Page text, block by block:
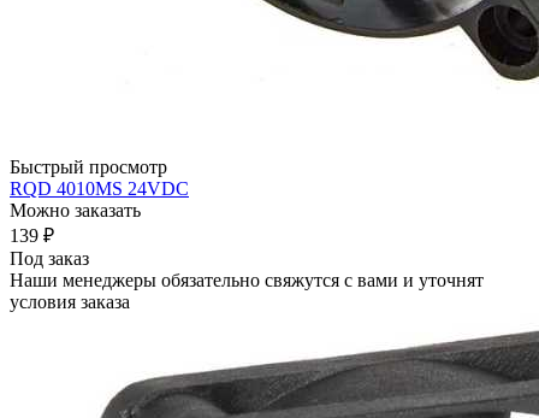
Быстрый просмотр
RQD 4010MS 24VDC
Можно заказать
139 ₽
Под заказ
Наши менеджеры обязательно свяжутся с вами и уточнят
условия заказа